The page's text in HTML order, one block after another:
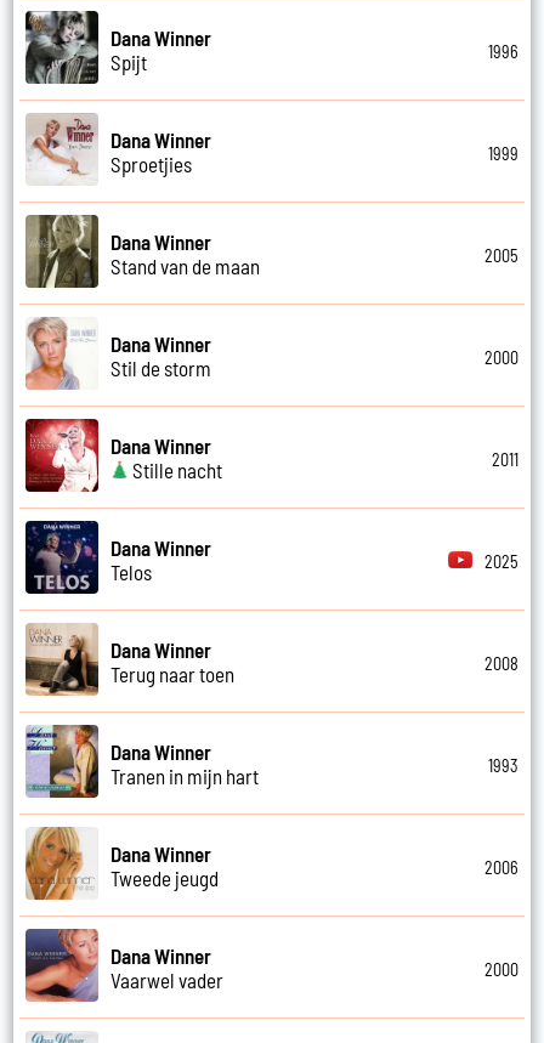
Dana Winner
Spijt
1996
Dana Winner
Sproetjies
1999
Dana Winner
Stand van de maan
2005
Dana Winner
Stil de storm
2000
Dana Winner
Stille nacht
2011
Dana Winner
Telos
2025
Dana Winner
Terug naar toen
2008
Dana Winner
Tranen in mijn hart
1993
Dana Winner
Tweede jeugd
2006
Dana Winner
Vaarwel vader
2000